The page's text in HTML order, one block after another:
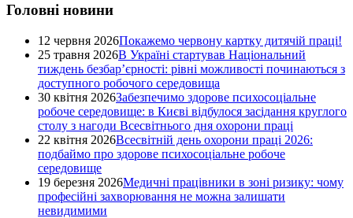
Головні новини
12 червня 2026Покажемо червону картку дитячій праці!
25 травня 2026В Україні стартував Національний
тиждень безбар’єрності: рівні можливості починаються з
доступного робочого середовища
30 квітня 2026Забезпечимо здорове психосоціальне
робоче середовище: в Києві відбулося засідання круглого
столу з нагоди Всесвітнього дня охорони праці
22 квітня 2026Всесвітній день охорони праці 2026:
подбаймо про здорове психосоціальне робоче
середовище
19 березня 2026Медичні працівники в зоні ризику: чому
професійні захворювання не можна залишати
невидимими